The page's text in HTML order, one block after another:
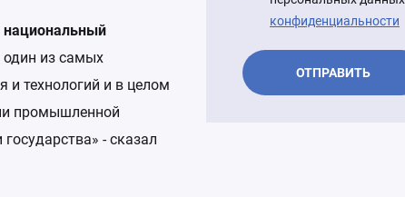
законодательства
Операционный лизинг
национальный
один из самых
технологий и в целом
промышленной
- сказал
конфиденциальности
ОТПРАВИТЬ